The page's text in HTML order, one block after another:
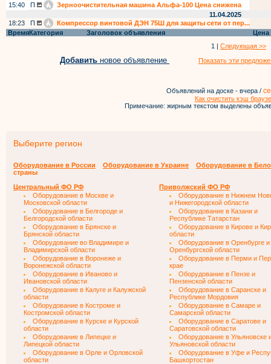
15:40
П
Зерноочистительная машина Альфа-100 Цена снижена
11.04.2025
18:23
П
Компрессор винтовой ДЭН 75Ш для защиты сети от пер...
ВремяКатегория Заголовок объявления
Цена
1 | Следующая >>
Добавить новое объявление Показать эти
Объявлений на доске - вчера /
Как очистить кэш
Примечание: жирным текстом выделены
Выберите регион
Оборудование в России Оборудование в Украине
Оборудование в
страны
Центральный ФО РФ
Оборудование в Москве и
Московской области
Оборудование в Белгороде и
Белгородской области
Оборудование в Брянске и
Брянской области
Оборудование во Владимире и
Владимирской области
Оборудование в Воронеже и
Воронежской области
Оборудование в Иваново и
Ивановской области
Оборудование в Калуге и Калужской
области
Оборудование в Костроме и
Костромской области
Оборудование в Курске и Курской
области
Оборудование в Липецке и
Липецкой области
Оборудование в Орле и Орловской
области
Приволжский ФО РФ
Оборудование в Нижнем
и Нижегородской области
Оборудование в Казани и
Республике Татарстан
Оборудование в Кирове и
области
Оборудование в Оренбурге и
Оренбургской области
Оборудование в Перми и
крае
Оборудование в Пензе и
Пензенской области
Оборудование в Саранске и
Республике Мордовия
Оборудование в Самаре и
Самарской области
Оборудование в Саратове и
Саратовской области
Оборудование в Ульяновске
Ульяновской области
Оборудование в Уфе и
Башкортостан